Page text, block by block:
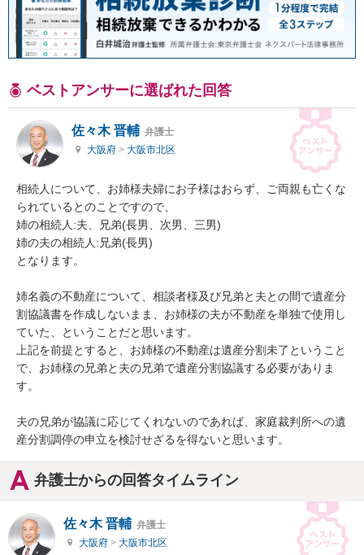
ベストアンサーに選ばれた回答
佐々木 晋輔 弁護士
大阪府 > 大阪市北区
相続人について、お姉様夫婦にお子様はおらず、ご両親も亡くな
られているとのことですので、
姉の相続人:夫、兄弟(長男、次男、三男)
姉の夫の相続人:兄弟(長男)
となります。
姉名義の不動産について、相談者様及び兄弟と夫との間で遺産分
割協議書を作成しないまま、お姉様の夫が不動産を単独で使用し
ていた、ということだと思います。
上記を前提とすると、お姉様の不動産は遺産分割未了ということ
で、お姉様の兄弟と夫の兄弟で遺産分割協議する必要がありま
す。
夫の兄弟が協議に応じてくれないのであれば、家庭裁判所への遺
産分割調停の申立を検討せざるを得ないと思います。
弁護士からの回答タイムライン
佐々木 晋輔 弁護士
大阪府 > 大阪市北区